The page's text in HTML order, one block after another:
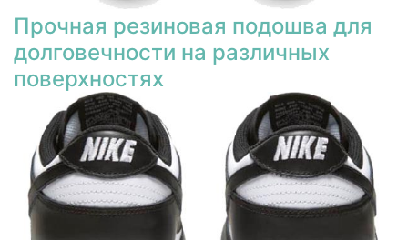
Прочная резиновая подошва для
долговечности на различных
поверхностях